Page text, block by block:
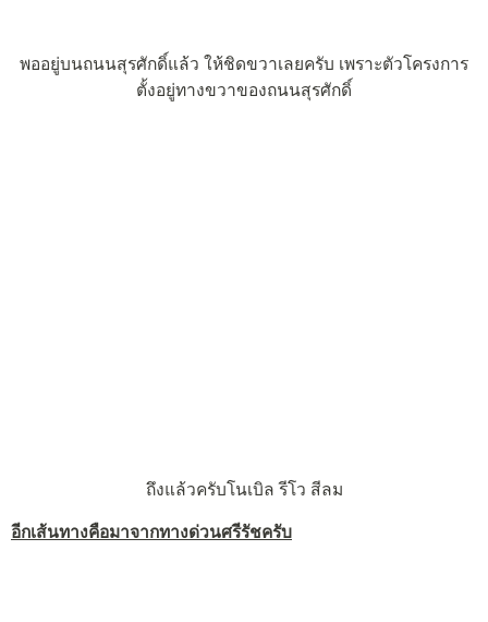
พออยู่บนถนนสุรศักดิ์แล้ว ให้ชิดขวาเลยครับ เพราะตัวโครงการ
ตั้งอยู่ทางขวาของถนนสุรศักดิ์
ถึงแล้วครับโนเบิล รีโว สีลม
อีกเส้นทางคือมาจากทางด่วนศรีรัชครับ